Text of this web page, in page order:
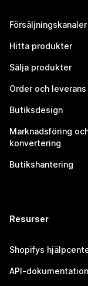
Försäljningskanaler
Hitta produkter
Sälja produkter
Order och leverans
Butiksdesign
Marknadsföring
konvertering
Butikshantering
Resurser
Shopifys
API-dokumentation